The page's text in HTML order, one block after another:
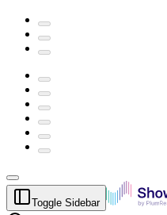
Toggle Sidebar